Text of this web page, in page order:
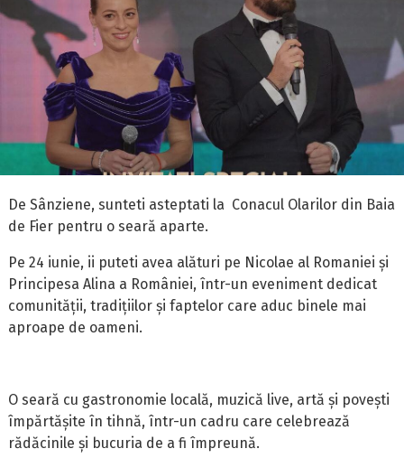
De Sânziene, sunteti asteptati la Conacul Olarilor din Baia
de Fier pentru o seară aparte.
Pe 24 iunie, ii puteti avea alături pe Nicolae al Romaniei și
Principesa Alina a României, într-un eveniment dedicat
comunității, tradițiilor și faptelor care aduc binele mai
aproape de oameni.
O seară cu gastronomie locală, muzică live, artă și povești
împărtășite în tihnă, într-un cadru care celebrează
rădăcinile și bucuria de a fi împreună.